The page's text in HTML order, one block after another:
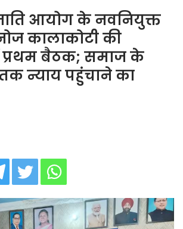
आयोग के नवनियुक्त
कालाकोटी की
प्रथम बैठक; समाज के
न्याय पहुंचाने का